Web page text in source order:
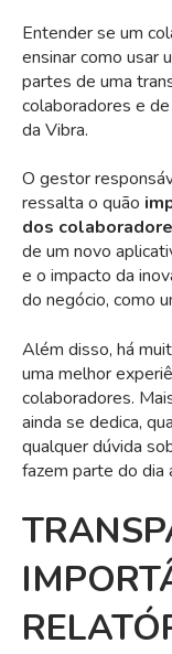
Entender se um
ensinar como usar
partes de uma
colaboradores e
da Vibra.
O gestor
ressalta o quão
dos
de um novo
e o impacto da
do negócio, como
Além disso, há
uma melhor
colaboradores.
ainda se dedica,
qualquer dúvida
fazem parte do dia